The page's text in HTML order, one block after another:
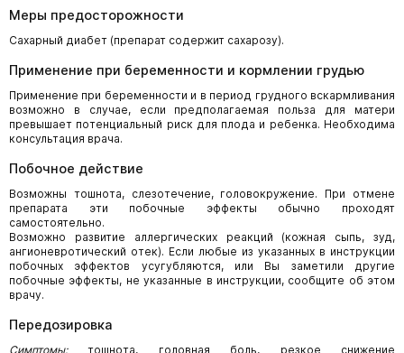
Меры предосторожности
Сахарный диабет (препарат содержит сахарозу).
Применение при беременности и кормлении грудью
Применение при беременности и в период грудного вскармливания
возможно в случае, если предполагаемая польза для матери
превышает потенциальный риск для плода и ребенка. Необходима
консультация врача.
Побочное действие
Возможны тошнота, слезотечение, головокружение. При отмене
препарата эти побочные эффекты обычно проходят
самостоятельно.
Возможно развитие аллергических реакций (кожная сыпь, зуд,
ангионевротический отек). Если любые из указанных в инструкции
побочных эффектов усугубляются, или Вы заметили другие
побочные эффекты, не указанные в инструкции, сообщите об этом
врачу.
Передозировка
Симптомы:тошнота, головная боль, резкое снижение